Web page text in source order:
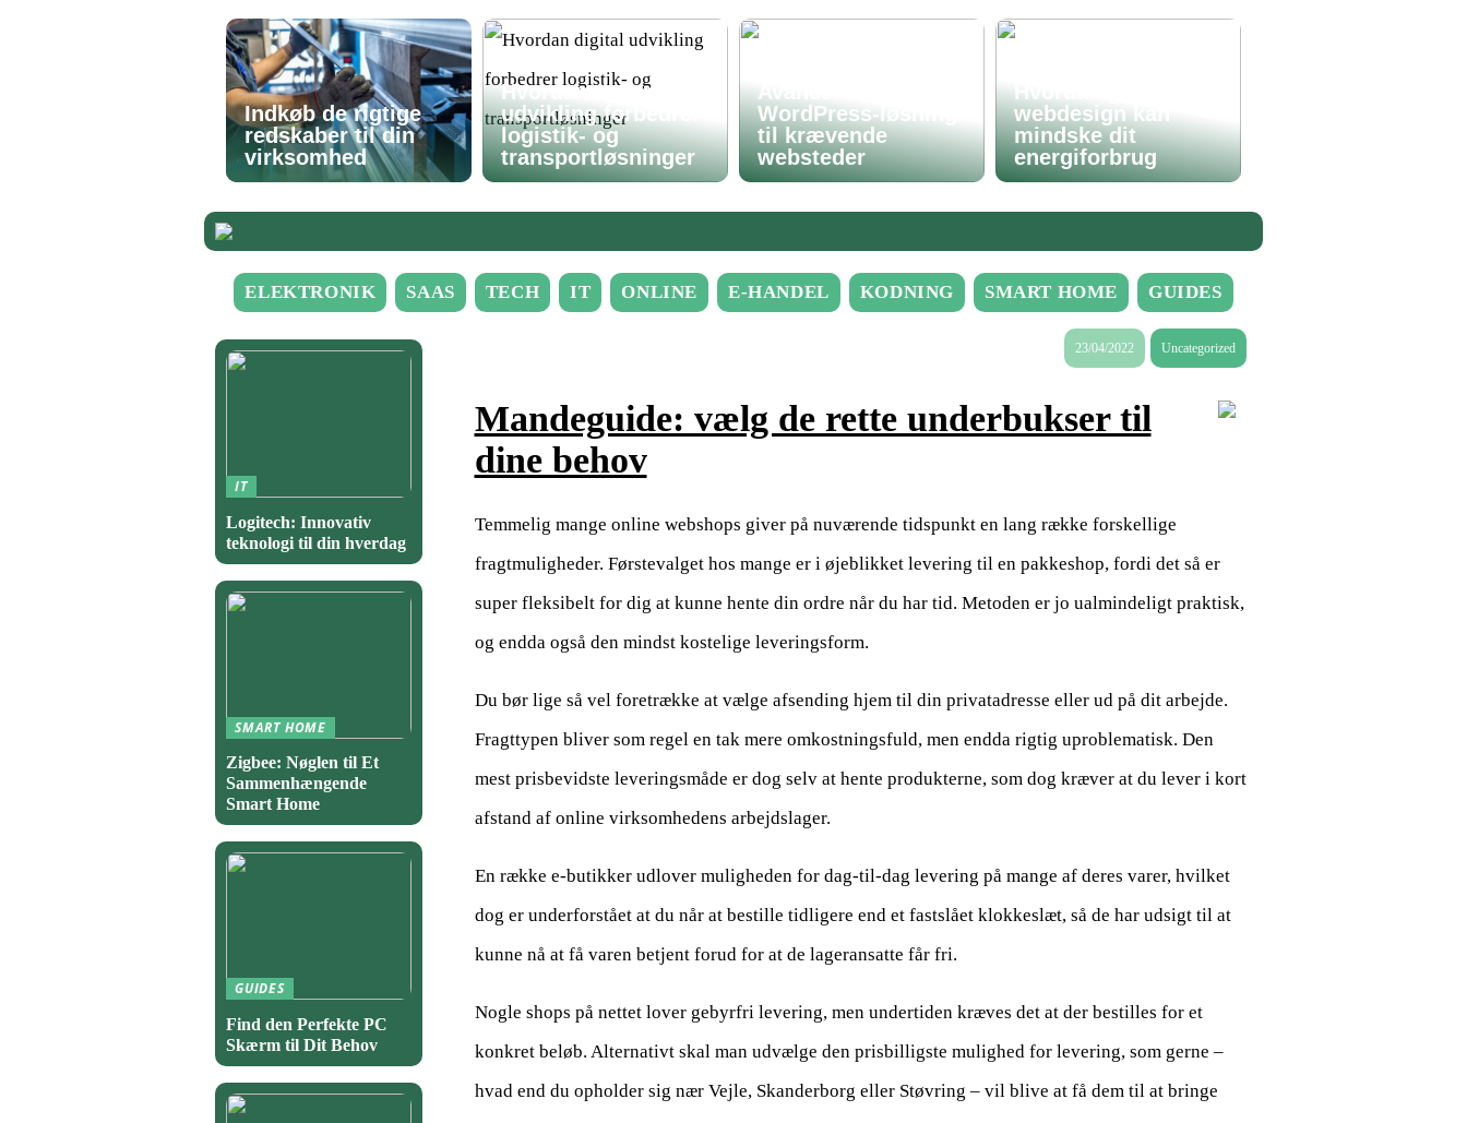
Indkøb de rigtige
redskaber til din
virksomhed
Hvordan digital
udvikling forbedrer
logistik- og
transportløsninger
Avanceret
WordPress-løsning
til krævende
websteder
Hvordan godt
webdesign kan
mindske dit
energiforbrug
ELEKTRONIK SAAS TECH IT ONLINE E-HANDEL KODNING SMART HOME GUIDES
23/04/2022 Uncategorized
Mandeguide: vælg de rette underbukser til
dine behov
Temmelig mange online webshops giver på nuværende tidspunkt en lang række forskellige
fragtmuligheder. Førstevalget hos mange er i øjeblikket levering til en pakkeshop, fordi det så er
super fleksibelt for dig at kunne hente din ordre når du har tid. Metoden er jo ualmindeligt praktisk,
og endda også den mindst kostelige leveringsform.
Du bør lige så vel foretrække at vælge afsending hjem til din privatadresse eller ud på dit arbejde.
Fragttypen bliver som regel en tak mere omkostningsfuld, men endda rigtig uproblematisk. Den
mest prisbevidste leveringsmåde er dog selv at hente produkterne, som dog kræver at du lever i kort
afstand af online virksomhedens arbejdslager.
En række e-butikker udlover muligheden for dag-til-dag levering på mange af deres varer, hvilket
dog er underforstået at du når at bestille tidligere end et fastslået klokkeslæt, så de har udsigt til at
kunne nå at få varen betjent forud for at de lageransatte får fri.
Nogle shops på nettet lover gebyrfri levering, men undertiden kræves det at der bestilles for et
konkret beløb. Alternativt skal man udvælge den prisbilligste mulighed for levering, som gerne –
hvad end du opholder sig nær Vejle, Skanderborg eller Støvring – vil blive at få dem til at bringe
IT
Logitech: Innovativ
teknologi til din hverdag
SMART HOME
Zigbee: Nøglen til Et
Sammenhængende
Smart Home
GUIDES
Find den Perfekte PC
Skærm til Dit Behov